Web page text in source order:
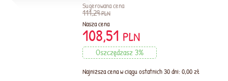
Sugerowana cena
111,29PLN
Nasza cena
108,51 PLN
Oszczędzasz 3%
Najniższa cena w ciągu ostatnich 30 dni: 0,00 zł